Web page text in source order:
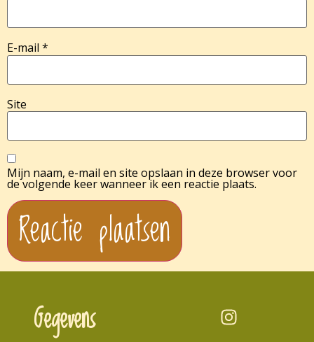
E-mail *
Site
Mijn naam, e-mail en site opslaan in deze browser voor
de volgende keer wanneer ik een reactie plaats.
Gegevens